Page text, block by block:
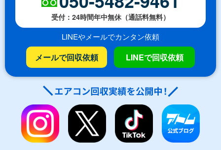
受付：24時間年中無休（通話料無料）
LINEやメールでカンタン依頼
メールで回収依頼 LINEで回収依頼